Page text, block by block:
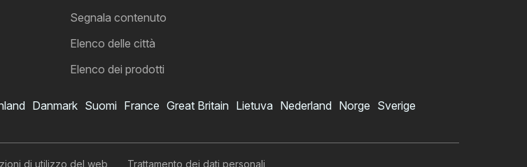
Segnala contenuto
Elenco delle città
Elenco dei prodotti
Danmark Suomi France Great Britain Lietuva Nederland Norge Sverige
di utilizzo del web Trattamento dei dati personali